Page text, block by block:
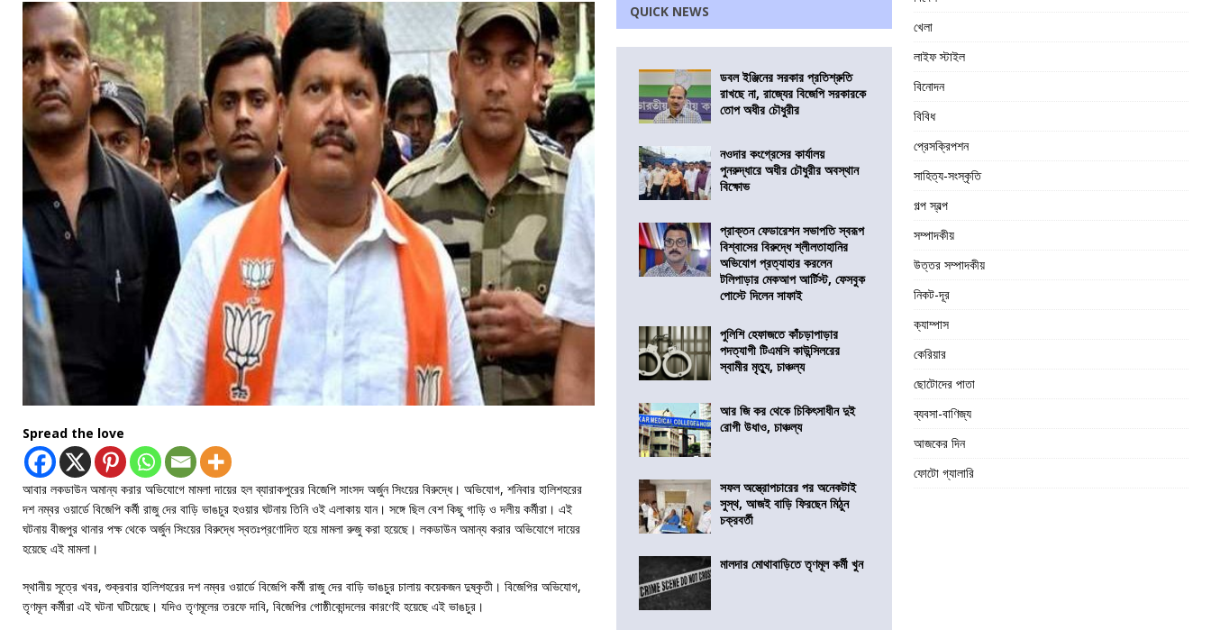
Spread the love
আবার লকডাউন অমান্য করার অভিযোগে মামলা দায়ের হল ব্যারাকপুরের বিজেপি সাংসদ অর্জুন সিংয়ের বিরুদ্ধে। অভিযোগ, শনিবার হালিশহরের
দশ নম্বর ওয়ার্ডে বিজেপি কর্মী রাজু দের বাড়ি ভাঙচুর হওয়ার ঘটনায় তিনি ওই এলাকায় যান। সঙ্গে ছিল বেশ কিছু গাড়ি ও দলীয় কর্মীরা। এই
ঘটনায় বীজপুর থানার পক্ষ থেকে অর্জুন সিংয়ের বিরুদ্ধে স্বতঃপ্রণোদিত হয়ে মামলা রুজু করা হয়েছে। লকডাউন অমান্য করার অভিযোগে দায়ের
হয়েছে এই মামলা।
স্থানীয় সূত্রে খবর, শুক্রবার হালিশহরের দশ নম্বর ওয়ার্ডে বিজেপি কর্মী রাজু দের বাড়ি ভাঙচুর চালায় কয়েকজন দুষ্কৃতী। বিজেপির অভিযোগ,
তৃণমূল কর্মীরা এই ঘটনা ঘটিয়েছে। যদিও তৃণমূলের তরফে দাবি, বিজেপির গোষ্ঠীকোন্দলের কারণেই হয়েছে এই ভাঙচুর।
QUICK NEWS
ডবল ইঞ্জিনের সরকার প্রতিশ্রুতি
রাখছে না, রাজ্যের বিজেপি সরকারকে
তোপ অধীর চৌধুরীর
নওদার কংগ্রেসের কার্যালয়
পুনরুদ্ধারে অধীর চৌধুরীর অবস্থান
বিক্ষোভ
প্রাক্তন ফেডারেশন সভাপতি স্বরূপ
বিশ্বাসের বিরুদ্ধে শ্লীলতাহানির
অভিযোগ প্রত্যাহার করলেন
টলিপাড়ার মেকআপ আর্টিস্ট, ফেসবুক
পোস্টে দিলেন সাফাই
পুলিশি হেফাজতে কাঁচড়াপাড়ার
পদত্যাগী টিএমসি কাউন্সিলরের
স্বামীর মৃত্যু, চাঞ্চল্য
আর জি কর থেকে চিকিৎসাধীন দুই
রোগী উধাও, চাঞ্চল্য
সফল অস্ত্রোপচারের পর অনেকটাই
সুস্থ, আজই বাড়ি ফিরছেন মিঠুন
চক্রবর্তী
মালদার মোথাবাড়িতে তৃণমূল কর্মী খুন
খেলা
লাইফ স্টাইল
বিনোদন
বিবিধ
প্রেসক্রিপশন
সাহিত্য-সংস্কৃতি
গল্প স্বল্প
সম্পাদকীয়
উত্তর সম্পাদকীয়
নিকট-দূর
ক্যাম্পাস
কেরিয়ার
ছোটোদের পাতা
ব্যবসা-বাণিজ্য
আজকের দিন
ফোটো গ্যালারি